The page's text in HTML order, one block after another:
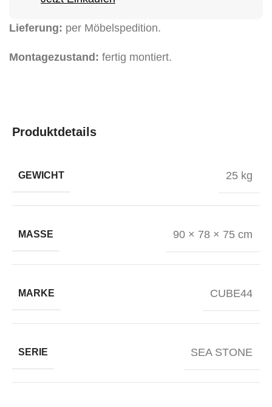
Lieferung: per Möbelspedition.
Montagezustand: fertig montiert.
Produktdetails
GEWICHT 25 kg
MASSE 90 × 78 × 75 cm
MARKE CUBE44
SERIE SEA STONE